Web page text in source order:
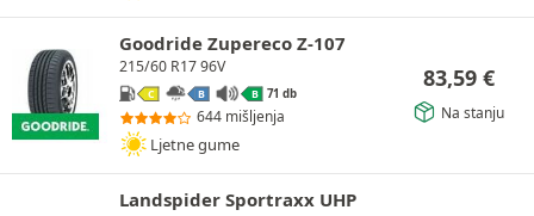
Goodride Zupereco Z-107
215/60 R17 96V
C B B 71 db
644 mišljenja
Ljetne gume
83,59 €
Na stanju
Landspider Sportraxx UHP